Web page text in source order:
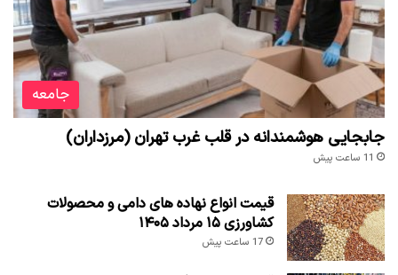
جامعه
جابجایی هوشمندانه در قلب غرب تهران (مرزداران)
11 ساعت پیش
قیمت انواع نهاده های دامی و محصولات
کشاورزی ۱۵ مرداد ۱۴۰۵
17 ساعت پیش